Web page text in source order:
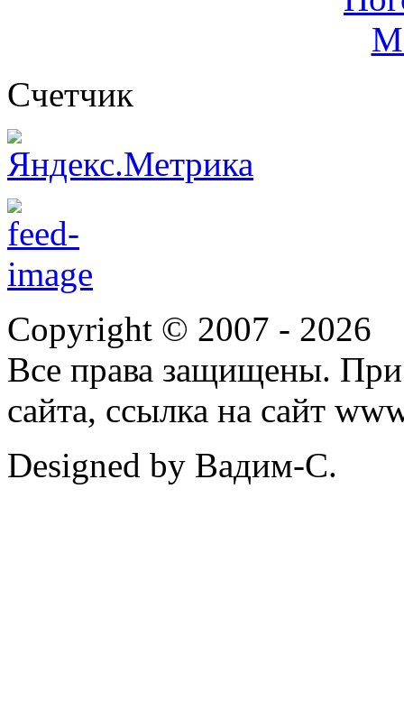
Cчетчик
Copyright © 2007 - 2026
Все права защищены. При
сайта, ссылка на сайт
Designed by Вадим-С.